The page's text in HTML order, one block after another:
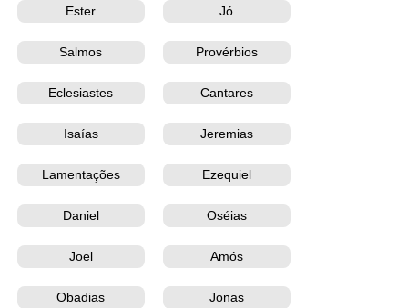
Ester Jó
Salmos Provérbios
Eclesiastes Cantares
Isaías Jeremias
Lamentações Ezequiel
Daniel Oséias
Joel Amós
Obadias Jonas